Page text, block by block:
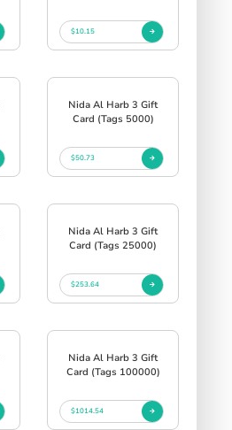
$10.15
Nida Al Harb 3 Gift
Card (Tags 5000)
$50.73
Nida Al Harb 3 Gift
Card (Tags 25000)
$253.64
Nida Al Harb 3 Gift
Card (Tags 100000)
$1014.54